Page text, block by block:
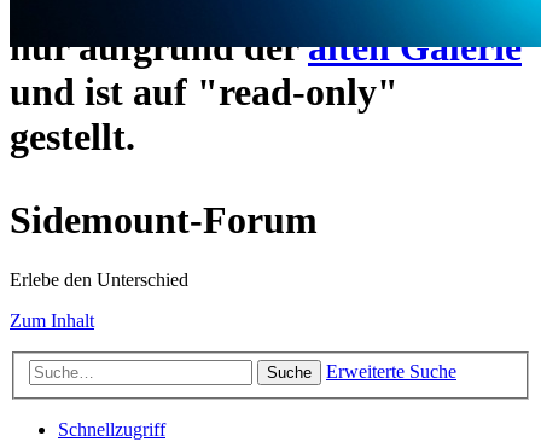
nur aufgrund deralten Galerie
und ist auf "read-only"
gestellt.
Sidemount-Forum
Erlebe den Unterschied
Zum Inhalt
Suche Erweiterte Suche
Schnellzugriff